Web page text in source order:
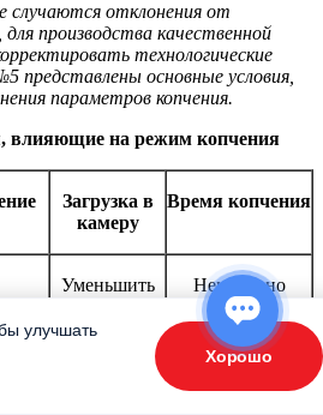
случаются отклонения от
производства качественной
технологические
основные условия,
параметров копчения.
влияющие на режим копчения
Загрузка в
камеру
Время копчения
Уменьшить Неизменно
Увеличить
улучшать
Хорошо